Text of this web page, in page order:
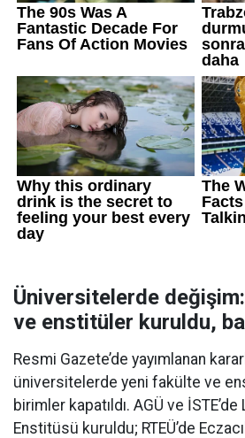
Üniversitelerde
ve enstitüler kuruldu,
Resmi Gazete’de yayımlanan
üniversitelerde yeni fakülte ve
birimler kapatıldı. AGÜ ve
Enstitüsü kuruldu; RTEÜ’de